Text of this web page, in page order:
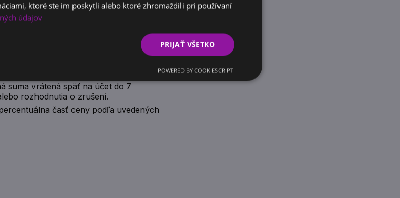
pred začiatkom kurzu.
poplatok vo výške 50 % z ceny
– kurzovné sa nevracia.
počet účastníkov, zrušenie
suma vrátená späť na účet do 7
rozhodnutia o zrušení.
časť ceny podľa uvedených
ktoré ste im poskytli alebo ktoré zhromaždili pri používaní
údajov
PRIJAŤ VŠETKO
POWERED BY COOKIESCRIPT